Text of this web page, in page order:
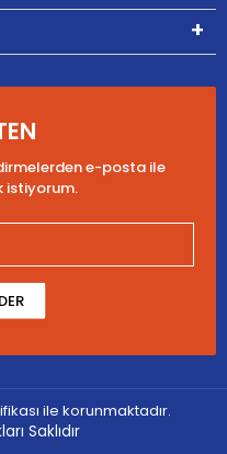
e-posta ile
istiyorum.
ile korunmaktadır.
Saklıdır